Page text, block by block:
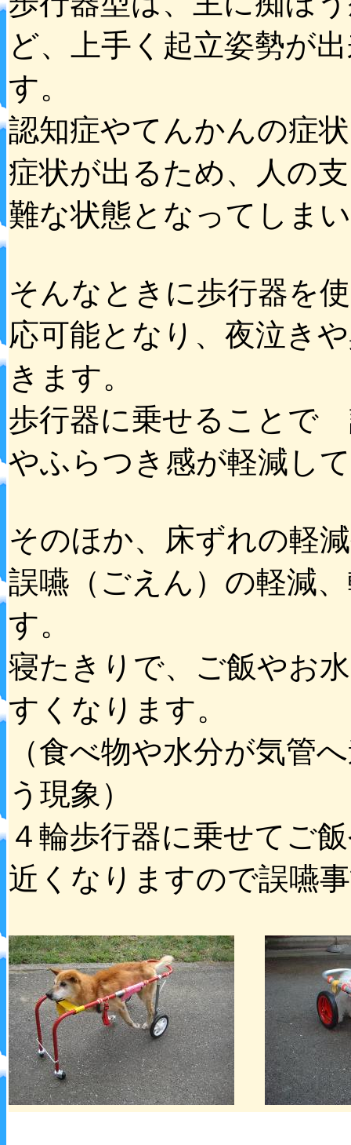
ど、上手く起立姿勢が
す。
認知症やてんかんの症
症状が出るため、人の
難な状態となってしま
そんなときに歩行器を
応可能となり、夜泣き
きます。
歩行器に乗せること
やふらつき感が軽減し
そのほか、床ずれの軽
誤嚥（ごえん）の軽減
す。
寝たきりで、ご飯やお
すくなります。
（食べ物や水分が気管
う現象）
４輪歩行器に乗せてご
近くなりますので誤嚥